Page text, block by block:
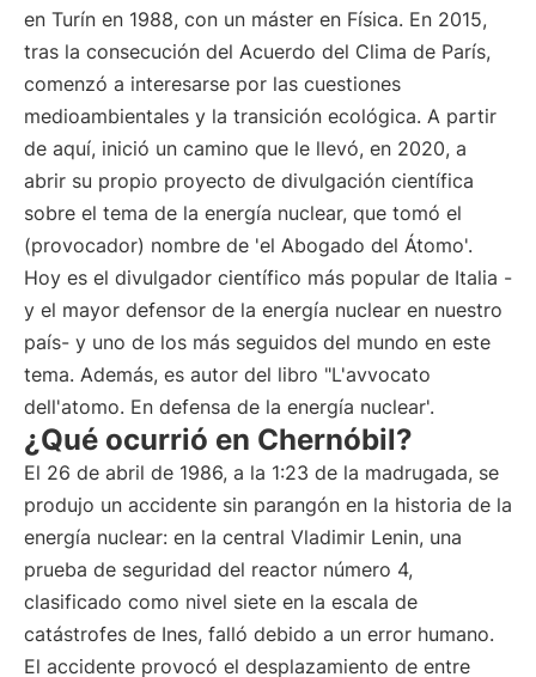
en Turín en 1988, con un máster en Física. En 2015,
tras la consecución del Acuerdo del Clima de París,
comenzó a interesarse por las cuestiones
medioambientales y la transición ecológica. A partir
de aquí, inició un camino que le llevó, en 2020, a
abrir su propio proyecto de divulgación científica
sobre el tema de la energía nuclear, que tomó el
(provocador) nombre de 'el Abogado del Átomo'.
Hoy es el divulgador científico más popular de Italia -
y el mayor defensor de la energía nuclear en nuestro
país- y uno de los más seguidos del mundo en este
tema. Además, es autor del libro "L'avvocato
dell'atomo. En defensa de la energía nuclear'.
¿Qué ocurrió en Chernóbil?
El 26 de abril de 1986, a la 1:23 de la madrugada, se
produjo un accidente sin parangón en la historia de la
energía nuclear: en la central Vladimir Lenin, una
prueba de seguridad del reactor número 4,
clasificado como nivel siete en la escala de
catástrofes de Ines, falló debido a un error humano.
El accidente provocó el desplazamiento de entre